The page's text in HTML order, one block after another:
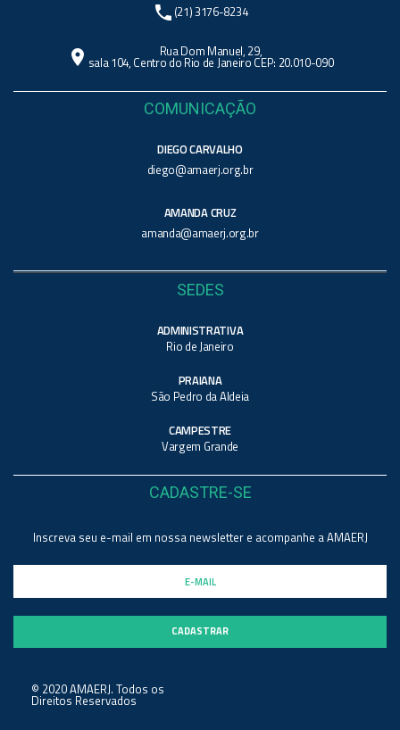
phone (21) 3176-8234
location_on Rua Dom Manuel, 29,
sala 104, Centro do Rio de Janeiro CEP: 20.010-090
COMUNICAÇÃO
DIEGO CARVALHO
diego@amaerj.org.br
AMANDA CRUZ
amanda@amaerj.org.br
SEDES
ADMINISTRATIVA
Rio de Janeiro
PRAIANA
São Pedro da Aldeia
CAMPESTRE
Vargem Grande
CADASTRE-SE
Inscreva seu e-mail em nossa newsletter e acompanhe a AMAERJ
© 2020 AMAERJ. Todos os
Direitos Reservados